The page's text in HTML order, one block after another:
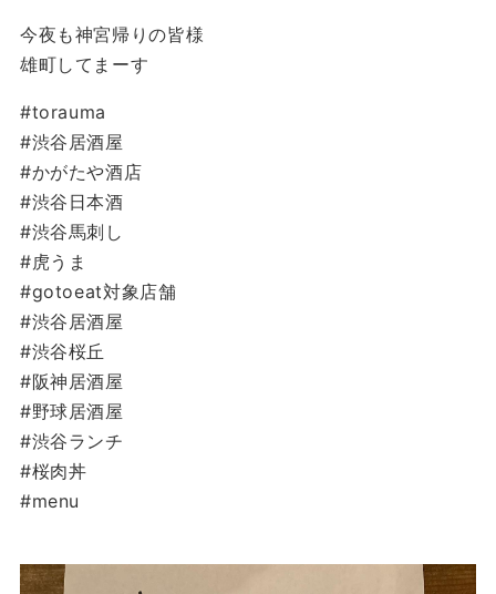
今夜も神宮️帰りの皆様
雄町してまーす
#torauma
#渋谷居酒屋
#かがたや酒店
#渋谷日本酒
#渋谷馬刺し
#虎うま
#gotoeat対象店舗
#渋谷居酒屋
#渋谷桜丘
#阪神居酒屋
#野球居酒屋
#渋谷ランチ
#桜肉丼
#menu